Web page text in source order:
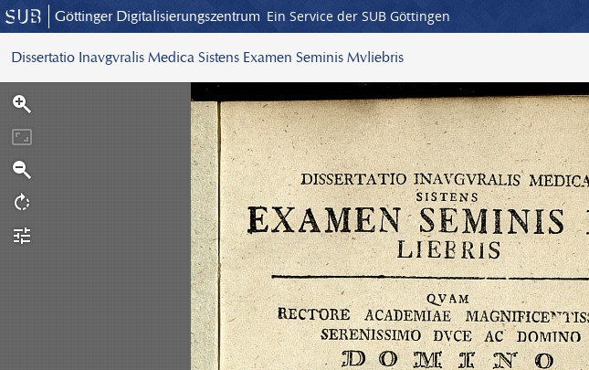
Göttinger Digitalisierungszentrum Ein Service der SUB Göttingen
Dissertatio Inavgvralis Medica Sistens Examen Seminis Mvliebris